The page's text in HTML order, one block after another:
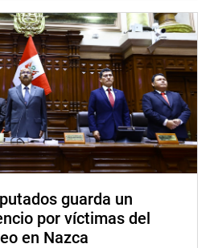
guarda un
por víctimas del
en Nazca